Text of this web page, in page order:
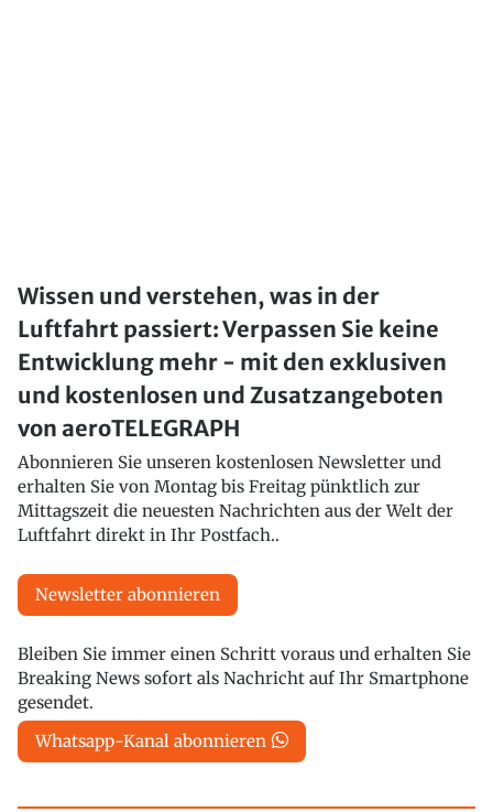
Wissen und verstehen, was in der
Luftfahrt passiert: Verpassen Sie keine
Entwicklung mehr - mit den exklusiven
und kostenlosen und Zusatzangeboten
von aeroTELEGRAPH
Abonnieren Sie unseren kostenlosen Newsletter und
erhalten Sie von Montag bis Freitag pünktlich zur
Mittagszeit die neuesten Nachrichten aus der Welt der
Luftfahrt direkt in Ihr Postfach..
Newsletter abonnieren
Bleiben Sie immer einen Schritt voraus und erhalten Sie
Breaking News sofort als Nachricht auf Ihr Smartphone
gesendet.
Whatsapp-Kanal abonnieren